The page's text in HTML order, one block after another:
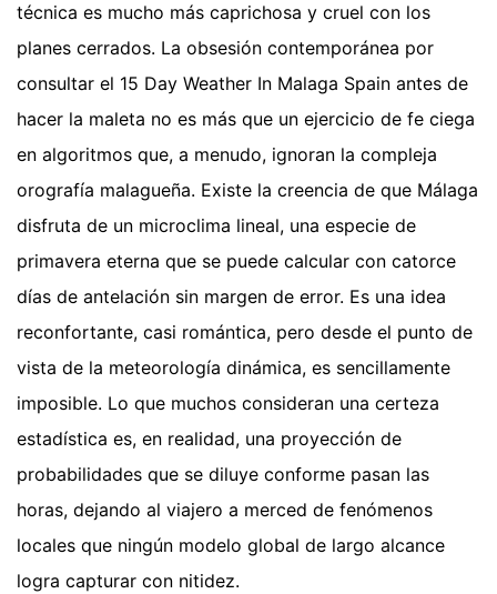
técnica es mucho más caprichosa y cruel con los
planes cerrados. La obsesión contemporánea por
consultar el 15 Day Weather In Malaga Spain antes de
hacer la maleta no es más que un ejercicio de fe ciega
en algoritmos que, a menudo, ignoran la compleja
orografía malagueña. Existe la creencia de que Málaga
disfruta de un microclima lineal, una especie de
primavera eterna que se puede calcular con catorce
días de antelación sin margen de error. Es una idea
reconfortante, casi romántica, pero desde el punto de
vista de la meteorología dinámica, es sencillamente
imposible. Lo que muchos consideran una certeza
estadística es, en realidad, una proyección de
probabilidades que se diluye conforme pasan las
horas, dejando al viajero a merced de fenómenos
locales que ningún modelo global de largo alcance
logra capturar con nitidez.